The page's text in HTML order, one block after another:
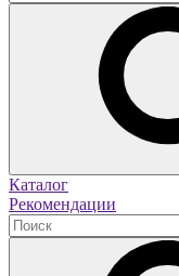
Каталог
Рекомендации